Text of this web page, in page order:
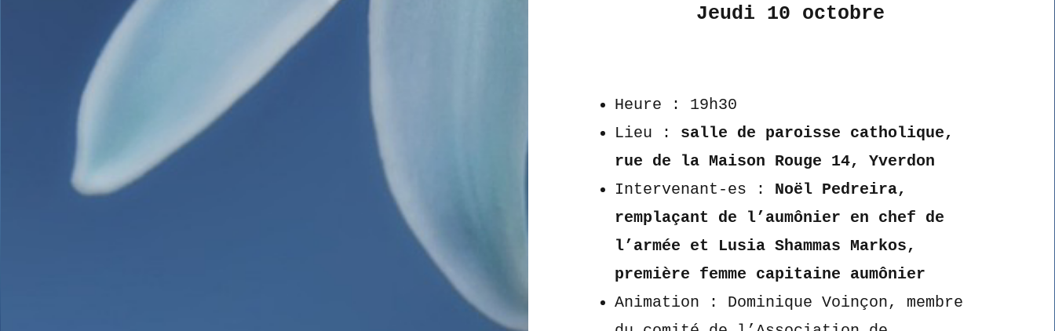
Jeudi 10 octobre
Heure : 19h30
Lieu : salle de paroisse catholique,
rue de la Maison Rouge 14, Yverdon
Intervenant-es : Noël Pedreira,
remplaçant de l’aumônier en chef de
l’armée et Lusia Shammas Markos,
première femme capitaine aumônier
Animation : Dominique Voinçon, membre